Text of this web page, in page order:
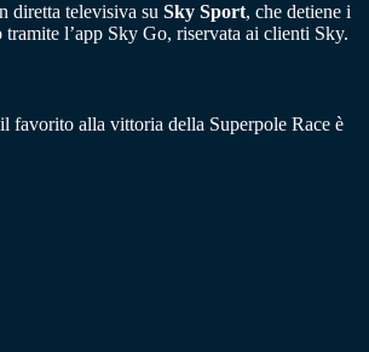
diretta televisiva su Sky Sport, che detiene i
l’app Sky Go, riservata ai clienti Sky.
favorito alla vittoria della Superpole Race è